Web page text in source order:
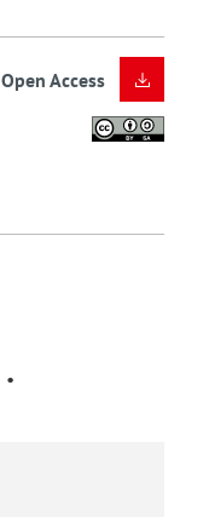
Open Access